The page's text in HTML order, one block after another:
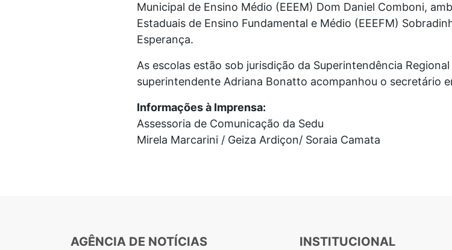
Municipal de Ensino Médio (EEEM) Dom Daniel Comboni,
Estaduais de Ensino Fundamental e Médio (EEEFM)
Esperança.
As escolas estão sob jurisdição da Superintendência
superintendente Adriana Bonatto acompanhou o secretário
Informações à Imprensa:
Assessoria de Comunicação da Sedu
Mirela Marcarini / Geiza Ardiçon/ Soraia Camata
AGÊNCIA DE NOTÍCIAS INSTITUCIONAL